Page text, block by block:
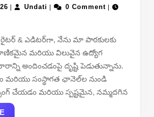
July
| Undati Undati
| 0 Comment |
& ఎడిటర్‌గా, నేను మా పాఠకులకు
మరియు విలువైన ఉద్యోగ
అందించడంపై దృష్టి పెడుతున్నాను.
మరియు సంస్థాగత ఛానెల్‌ల నుండి
చేయడం మరియు స్పష్టమైన, నమ్మదగిన
READ